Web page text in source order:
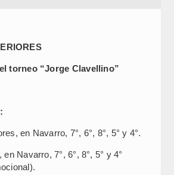
torneo “Jorge Clavellino”
en Navarro, 7°, 6°, 8°, 5° y 4°.
Navarro, 7°, 6°, 8°, 5° y 4°